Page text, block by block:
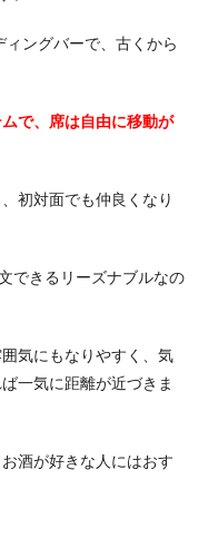
ングバーで、古くから
で、席は自由に移動が
初対面でも仲良くなり
できるリーズナブルなの
気にもなりやすく、気
一気に距離が近づきま
酒が好きな人にはおす